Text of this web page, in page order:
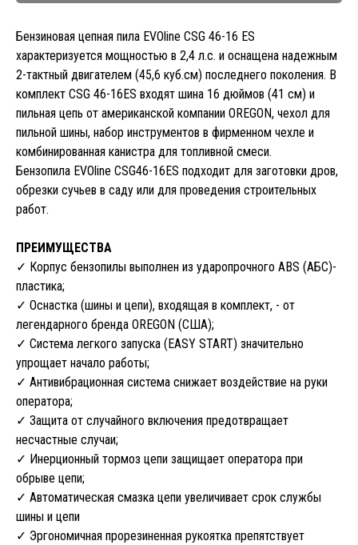
Бензиновая цепная пила EVOline CSG 46-16 ES
характеризуется мощностью в 2,4 л.с. и оснащена надежным
2-тактный двигателем (45,6 куб.см) последнего поколения. В
комплект CSG 46-16ES входят шина 16 дюймов (41 см) и
пильная цепь от американской компании OREGON, чехол для
пильной шины, набор инструментов в фирменном чехле и
комбинированная канистра для топливной смеси.
Бензопила EVOline CSG46-16ES подходит для заготовки дров,
обрезки сучьев в саду или для проведения строительных
работ.
ПРЕИМУЩЕСТВА
✓ Корпус бензопилы выполнен из ударопрочного ABS (АБС)-
пластика;
✓ Оснастка (шины и цепи), входящая в комплект, - от
легендарного бренда OREGON (США);
✓ Система легкого запуска (EASY START) значительно
упрощает начало работы;
✓ Антивибрационная система снижает воздействие на руки
оператора;
✓ Защита от случайного включения предотвращает
несчастные случаи;
✓ Инерционный тормоз цепи защищает оператора при
обрыве цепи;
✓ Автоматическая смазка цепи увеличивает срок службы
шины и цепи
✓ Эргономичная прорезиненная рукоятка препятствует